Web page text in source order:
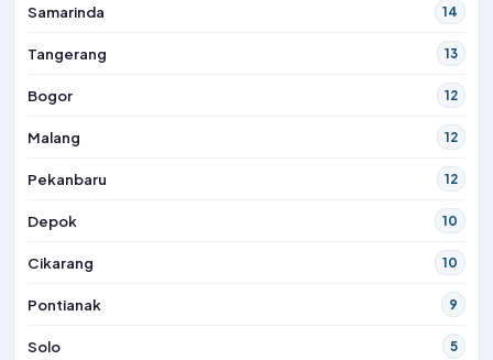
Samarinda 14
Tangerang 13
Bogor 12
Malang 12
Pekanbaru 12
Depok 10
Cikarang 10
Pontianak 9
Solo 5